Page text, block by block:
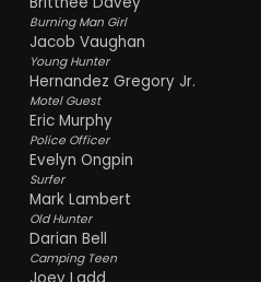
Burning Man Girl
Jacob Vaughan
Young Hunter
Hernandez Gregory Jr.
Motel Guest
Eric Murphy
Police Officer
Evelyn Ongpin
Surfer
Mark Lambert
Old Hunter
Darian Bell
Camping Teen